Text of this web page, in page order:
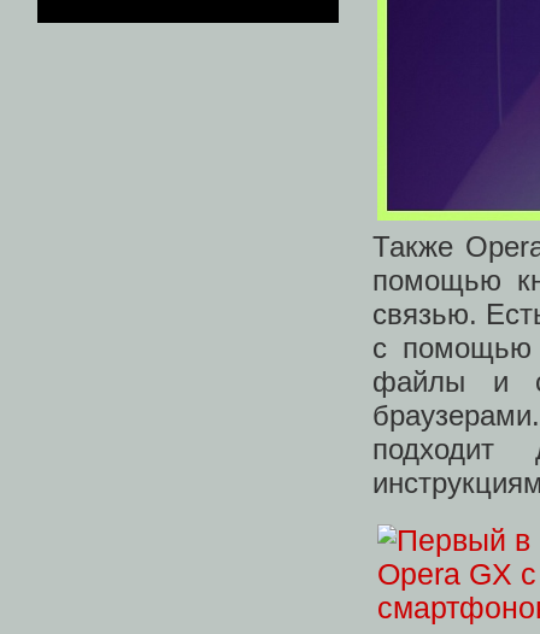
Также
помощью
связью.
с помощью
файлы и